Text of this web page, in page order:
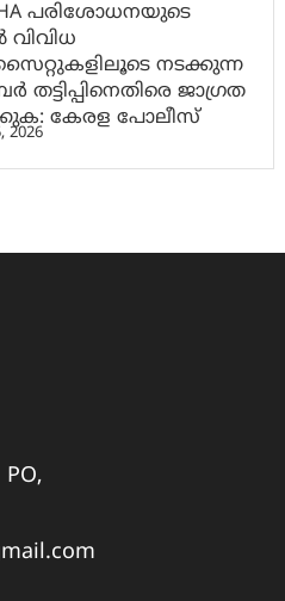
പരിശോധനയുടെ
വിവിധ
നടക്കുന്ന
ജാഗ്രത
കേരള പോലീസ്
2026